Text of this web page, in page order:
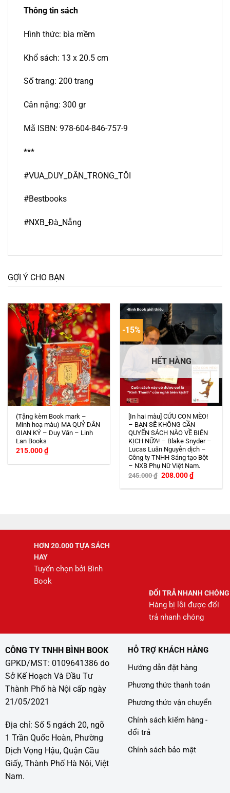
Thông tin sách
Hình thức: bìa mềm
Khổ sách: 13 x 20.5 cm
Số trang: 200 trang
Cân nặng: 300 gr
Mã ISBN: 978-604-846-757-9
***
#VUA_DUY_DÂN_TRONG_TÔI
#Bestbooks
#NXB_Đà_Nẵng
GỢI Ý CHO BẠN
(Tặng kèm Book mark –
Minh hoạ màu) MA QUỶ DÂN
GIAN KÝ – Duy Văn – Linh
Lan Books
215.000₫
-15%
HẾT HÀNG
[In hai màu] CỨU CON MÈO!
– BẠN SẼ KHÔNG CẦN
QUYỂN SÁCH NÀO VỀ BIÊN
KỊCH NỮA! – Blake Snyder –
Lucas Luân Nguyễn dịch –
Công ty TNHH Sáng tạo Bột
– NXB Phụ Nữ Việt Nam.
245.000₫ Giá
là:
208.000₫Giá
hiện
tại
HƠN 20.000 TỰA SÁCH
HAY
Tuyển chọn bởi Bình
Book
ĐỔI TRẢ NHANH CHÓNG
Hàng bị lỗi được đổi
trả nhanh chóng
CÔNG TY TNHH BÌNH BOOK
GPKD/MST: 0109641386 do
Sở Kế Hoạch Và Đầu Tư
Thành Phố hà Nội cấp ngày
21/05/2021
Địa chỉ: Số 5 ngách 20, ngõ
1 Trần Quốc Hoàn, Phường
Dịch Vọng Hậu, Quận Cầu
Giấy, Thành Phố Hà Nội, Việt
Nam.
HỖ TRỢ KHÁCH HÀNG
Hướng dẫn đặt hàng
Phương thức thanh toán
Phương thức vận chuyển
Chính sách kiểm hàng -
đổi trả
Chính sách bảo mật